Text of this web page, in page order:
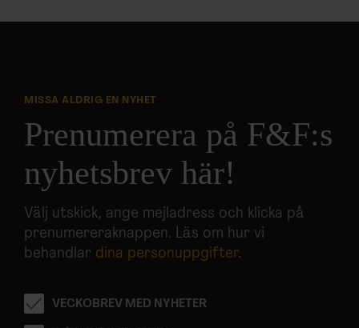
MISSA ALDRIG EN NYHET
Prenumerera på F&F:s
nyhetsbrev här!
Välj utskick, ange mejladress och klicka på
prenumereraknappen. Läs om hur vi
behandlar dina personuppgifter.
VECKOBREV MED NYHETER